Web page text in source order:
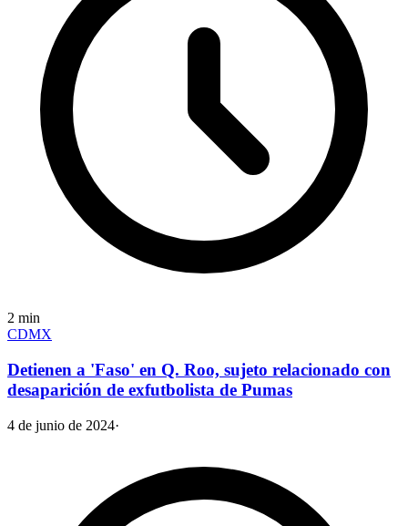
2 min
CDMX
Detienen a 'Faso' en Q. Roo, sujeto relacionado con
desaparición de exfutbolista de Pumas
4 de junio de 2024·